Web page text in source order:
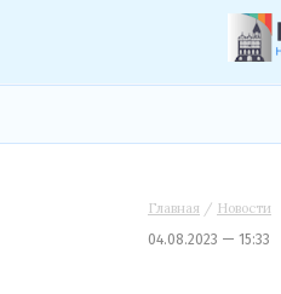
Главная / Новости
04.08.2023 — 15:33